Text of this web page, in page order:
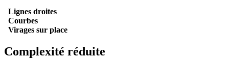
Lignes droites
Courbes
Virages sur place
Complexité réduite